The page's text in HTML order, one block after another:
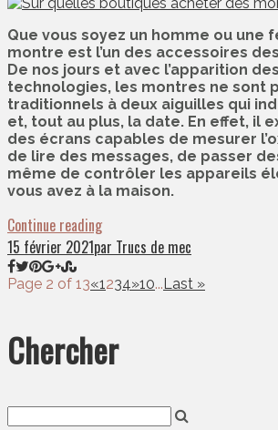
Que vous soyez un homme ou une
montre est l’un des accessoires
De nos jours et avec l’apparition
technologies, les montres ne sont
traditionnels à deux aiguilles qui
et, tout au plus, la date. En effet, il
des écrans capables de mesurer
de lire des messages, de passer
même de contrôler les appareils
vous avez à la maison.
Continue reading
15 février 2021par Trucs de mec
Page 2 of 13«1 234»10...Last »
Chercher